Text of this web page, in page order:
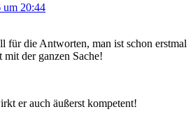
um 20:44
für die Antworten, man ist schon erstmal
der ganzen Sache!
er auch äußerst kompetent!